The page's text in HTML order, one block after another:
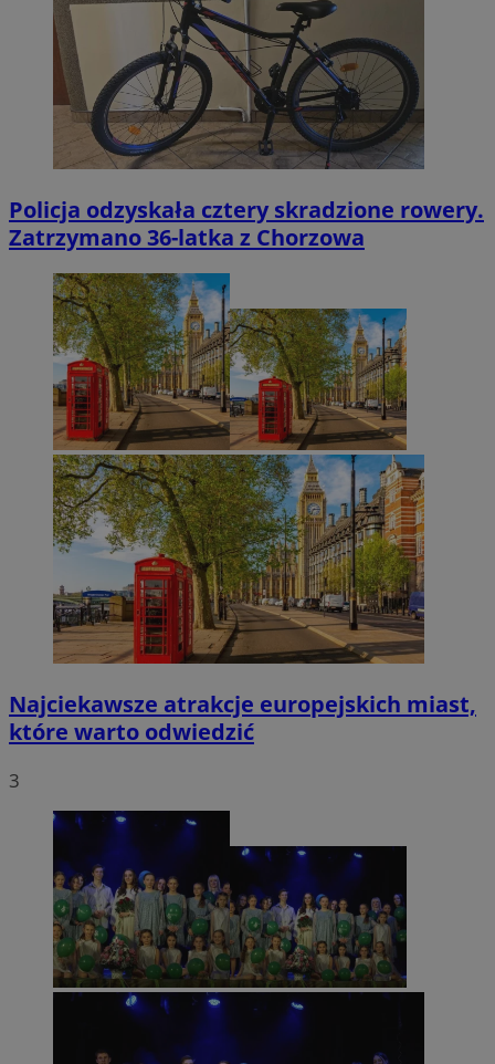
Policja odzyskała cztery skradzione rowery.
Zatrzymano 36-latka z Chorzowa
Najciekawsze atrakcje europejskich miast,
które warto odwiedzić
3